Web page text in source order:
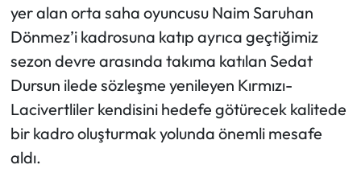
yer alan orta saha oyuncusu Naim Saruhan
Dönmez’i kadrosuna katıp ayrıca geçtiğimiz
sezon devre arasında takıma katılan Sedat
Dursun ilede sözleşme yenileyen Kırmızı-
Lacivertliler kendisini hedefe götürecek kalitede
bir kadro oluşturmak yolunda önemli mesafe
aldı.